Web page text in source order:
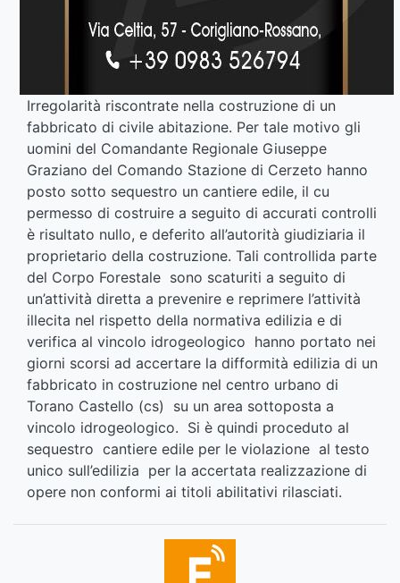
Irregolarità riscontrate nella costruzione di un
fabbricato di civile abitazione. Per tale motivo gli
uomini del Comandante Regionale Giuseppe
Graziano del Comando Stazione di Cerzeto hanno
posto sotto sequestro un cantiere edile, il cu
permesso di costruire a seguito di accurati controlli
è risultato nullo, e deferito all’autorità giudiziaria il
proprietario della costruzione. Tali controllida parte
del Corpo Forestale sono scaturiti a seguito di
un’attività diretta a prevenire e reprimere l’attività
illecita nel rispetto della normativa edilizia e di
verifica al vincolo idrogeologico hanno portato nei
giorni scorsi ad accertare la difformità edilizia di un
fabbricato in costruzione nel centro urbano di
Torano Castello (cs) su un area sottoposta a
vincolo idrogeologico. Si è quindi proceduto al
sequestro cantiere edile per le violazione al testo
unico sull’edilizia per la accertata realizzazione di
opere non conformi ai titoli abilitativi rilasciati.